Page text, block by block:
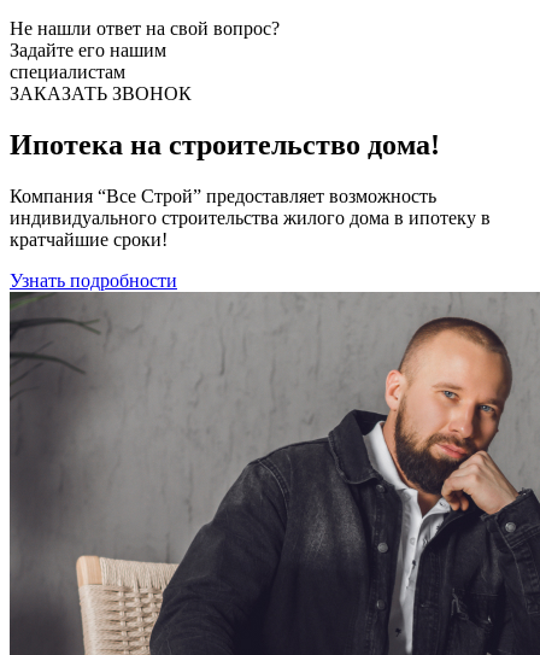
Не нашли ответ на свой вопрос?
Задайте его нашим
специалистам
ЗАКАЗАТЬ ЗВОНОК
Ипотека на строительство дома!
Компания “Все Строй” предоставляет возможность
индивидуального строительства жилого дома в ипотеку в
кратчайшие сроки!
Узнать подробности